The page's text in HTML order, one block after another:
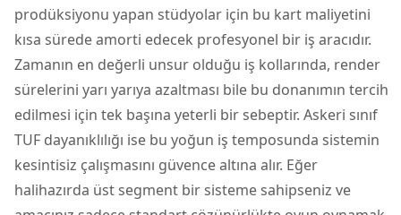
prodüksiyonu yapan stüdyolar için bu kart maliyetini
kısa sürede amorti edecek profesyonel bir iş aracıdır.
Zamanın en değerli unsur olduğu iş kollarında, render
sürelerini yarı yarıya azaltması bile bu donanımın tercih
edilmesi için tek başına yeterli bir sebeptir. Askeri sınıf
TUF dayanıklılığı ise bu yoğun iş temposunda sistemin
kesintisiz çalışmasını güvence altına alır. Eğer
halihazırda üst segment bir sisteme sahipseniz ve